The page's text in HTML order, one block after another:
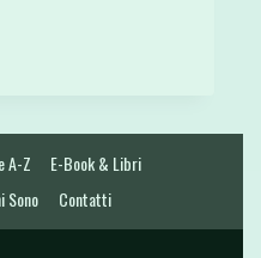
A-Z
E-Book & Libri
Sono Contatti